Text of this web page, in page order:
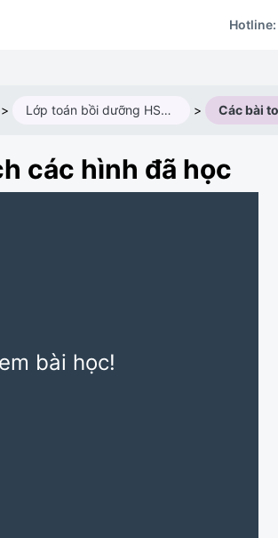
Hotline:
> Lớp toán bồi dưỡng HSG lớp 6 - Lớp 6M2 (2026 - 2027) >
các hình đã học
bài học!